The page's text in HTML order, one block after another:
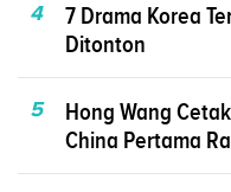
4
7 Drama Korea
Ditonton
5
Hong Wang
China Pertama